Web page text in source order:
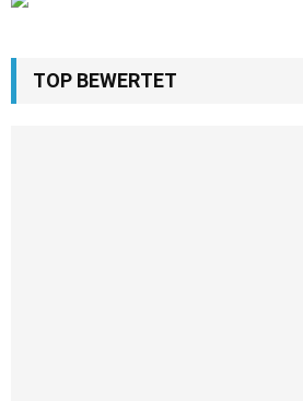
TOP BEWERTET